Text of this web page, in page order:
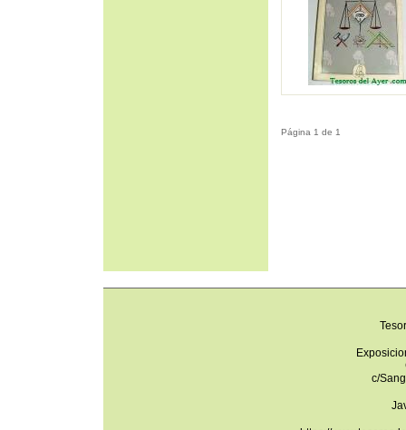
Página 1 de 1
c/